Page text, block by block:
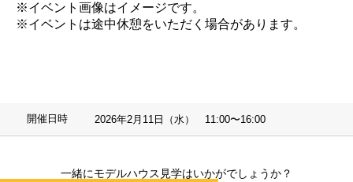
※イベント画像はイメージです。
※イベントは途中休憩をいただく場合があります。
開催日時 2026年2月11日（水） 11:00〜16:00
一緒にモデルハウス見学はいかがでしょうか？